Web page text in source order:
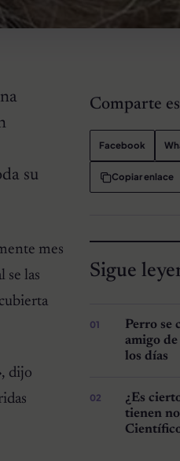
su
mes
se las
dijo
Comparte
Facebook
Copiar enlace
Sigue
Perro se
amigo
los días
¿Es
tienen